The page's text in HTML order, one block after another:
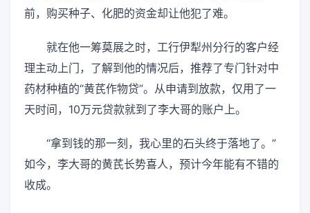
前，购买种子、化肥的资金却让他犯了难。
就在他一筹莫展之时，工行伊犁州分行的客户经
理主动上门，了解到他的情况后，推荐了专门针对中
药材种植的“黄芪作物贷”。从申请到放款，仅用了一
天时间，10万元贷款就到了李大哥的账户上。
“拿到钱的那一刻，我心里的石头终于落地了。”
如今，李大哥的黄芪长势喜人，预计今年能有不错的
收成。